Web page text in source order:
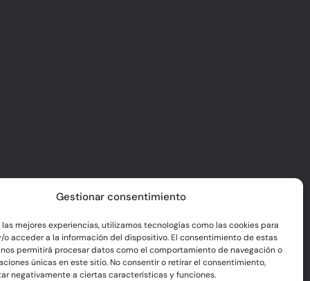
Gestionar consentimiento
las mejores experiencias, utilizamos tecnologías como las cookies para
o acceder a la información del dispositivo. El consentimiento de estas
permitirá procesar datos como el comportamiento de navegación o
únicas en este sitio. No consentir o retirar el consentimiento,
negativamente a ciertas características y funciones.